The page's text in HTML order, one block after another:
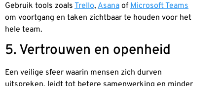
Gebruik tools zoals Trello, Asana of Microsoft Teams
om voortgang en taken zichtbaar te houden voor het
hele team.
5. Vertrouwen en openheid
Een veilige sfeer waarin mensen zich durven